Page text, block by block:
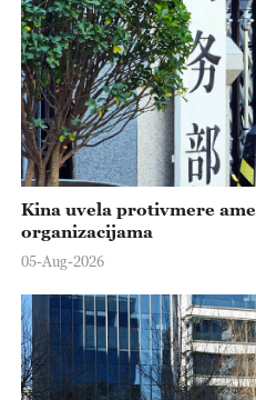
Kina uvela protivmere
organizacijama
05-Aug-2026